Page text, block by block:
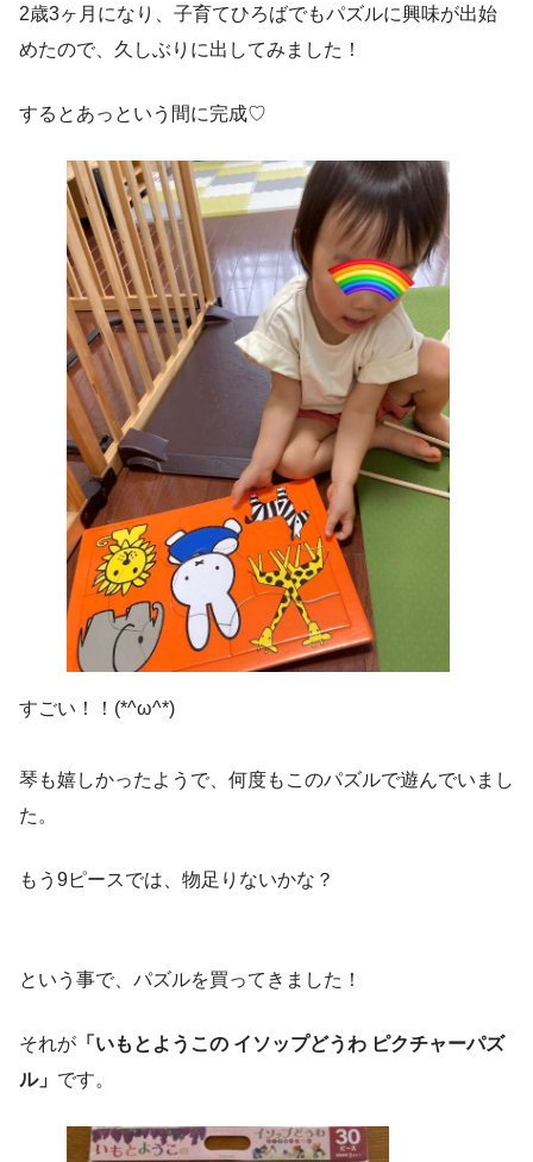
2歳3ヶ月になり、子育てひろばでもパズルに興味が出始
めたので、久しぶりに出してみました！
するとあっという間に完成♡
すごい！！(*^ω^*)
琴も嬉しかったようで、何度もこのパズルで遊んでいまし
た。
もう9ピースでは、物足りないかな？
という事で、パズルを買ってきました！
それが 「いもとようこの イソップどうわ ピクチャーパズ
ル」 です。